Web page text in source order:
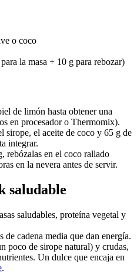
o coco
la masa + 10 g para rebozar)
de limón hasta obtener una
en procesador o Thermomix).
sirope, el aceite de coco y 65 g de
integrar.
rebózalas en el coco rallado
en la nevera antes de servir.
saludable
saludables, proteína vegetal y
de cadena media que dan energía.
poco de sirope natural) y crudas,
Un dulce que encaja en
.